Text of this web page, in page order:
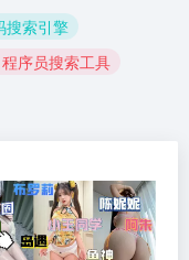
搜索引擎
序员搜索工具